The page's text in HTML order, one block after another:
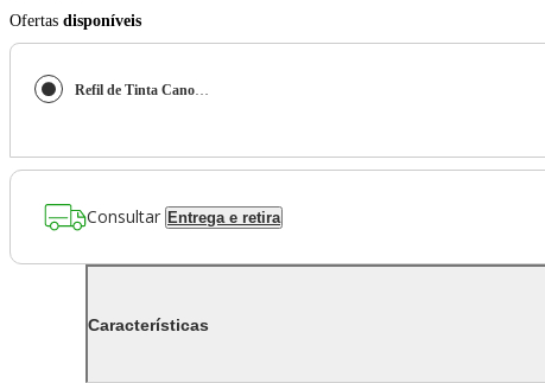
Ofertas disponíveis
Refil de Tinta Canon GI-10 Y Amarelo 70ml
Consultar Entrega e retira
Características